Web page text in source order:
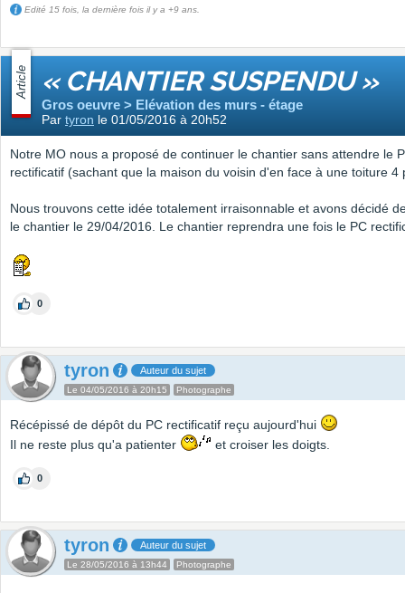
Edité 15 fois, la dernière fois il y a +9 ans.
Article « CHANTIER SUSPENDU »
Gros oeuvre > Elévation des murs - étage
Par tyron le 01/05/2016 à 20h52
Notre MO nous a proposé de continuer le chantier sans attendre le
rectificatif (sachant que la maison du voisin d'en face à une toiture 4
Nous trouvons cette idée totalement irraisonnable et avons décidé
le chantier le 29/04/2016. Le chantier reprendra une fois le PC
0
tyron Auteur du sujet
Le 04/05/2016 à 20h15 Photographe
Récépissé de dépôt du PC rectificatif reçu aujourd'hui
Il ne reste plus qu'a patienter
et croiser les doigts.
0
tyron Auteur du sujet
Le 28/05/2016 à 13h44 Photographe